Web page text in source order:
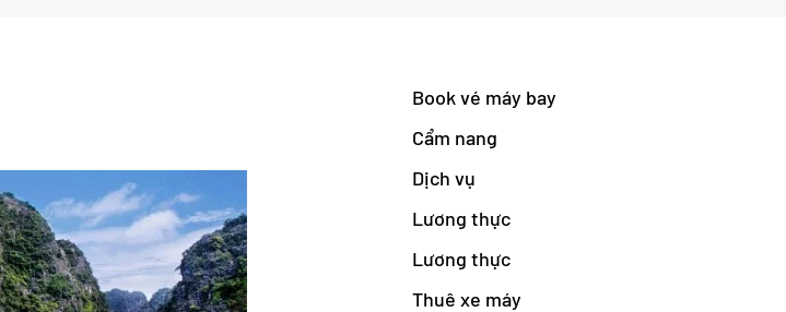
Book vé máy bay
Cẩm nang
Dịch vụ
Lương thực
Lương thực
Thuê xe máy